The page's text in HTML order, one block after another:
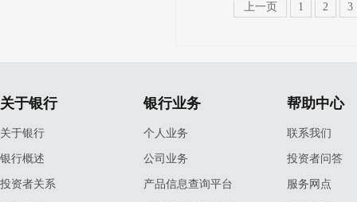
上一页 1 2 3
关于银行
关于银行
银行概述
投资者关系
银行业务
个人业务
公司业务
产品信息查询平台
帮助中心
联系我们
投资者问答
服务网点